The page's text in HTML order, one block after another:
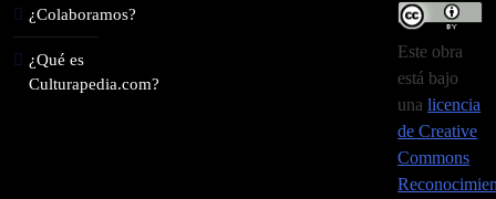
¿Colaboramos?
¿Qué es
Culturapedia.com?
Este obra
está bajo
unalicencia
de Creative
Commons